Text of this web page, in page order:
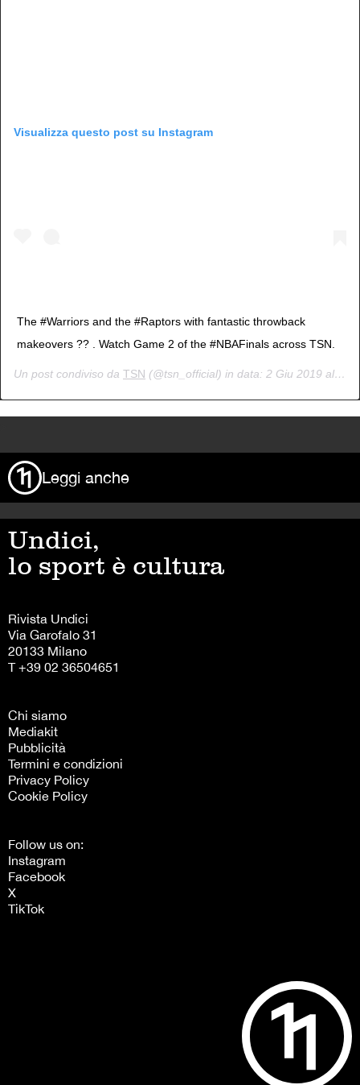
Visualizza questo post su Instagram
The #Warriors and the #Raptors with fantastic throwback
makeovers ?? . Watch Game 2 of the #NBAFinals across TSN.
Un post condiviso da TSN (@tsn_official) in data: 2 Giu 2019 alle ore 3:07 PDT
Leggi anche
Undici,
lo sport è cultura
Rivista Undici
Via Garofalo 31
20133 Milano
T +39 02 36504651
Chi siamo
Mediakit
Pubblicità
Termini e condizioni
Privacy Policy
Cookie Policy
Follow us on:
Instagram
Facebook
X
TikTok